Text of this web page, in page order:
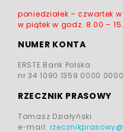
poniedziałek – czwartek
w piątek w godz. 8.00 –
NUMER KONTA
ERSTE Bank Polska
nr 34 1090 1359 0000
RZECZNIK PRASOWY
Tomasz Działyński
e-mail: